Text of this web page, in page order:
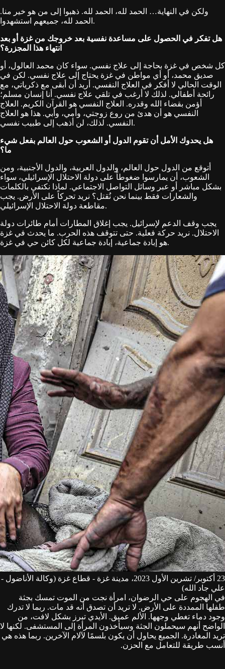
ولكن في النهاية… الحمد لله، الحمد لله. ذهبوا إلى من هو خير منا.
الحمد لله، جميعهم استشهدوا.
هل تفكر في الحصول على مساعدة نفسية بعد خروجك من غزة أو بعد
انتهاء هذا المجزرة؟
كل شخص في غزة بحاجة إلى علاج نفسي. سواء كان محمد العالول، أو
صديق محمد، أو أي مواطن في غزة يحتاج إلى علاج نفسي. لكن في
الوقت الحالي لا أفكر في العلاج النفسي. أريد أن أبقى مع ذكرياتي، مع
رائحة أطفالي. لذلك لا أرغب في تلقي علاج نفسي. أنا إنسان مسلم؛
أؤمن بقضاء الله وقدره. العلاج النفسي هو القرآن الكريم. العلاج
النفسي هو أن هدئ من روع زوجتي، وأمي، وأبي. هذا هو العلاج
النفسي. لذلك، لن أذهب إلى طبيب نفسي.
هل يحدوك الأمل أن تقوم الدول أو الشعوب حول العالم بفعل شيء
ما؟
أتوقع من الدول حول العالم، والدول العربية، والدول الأجنبية، ومن
الشعوب، أن يمارسوا ضغوطاً على دولة الاحتلال الإسرائيلي، سواء
بشكل مباشر أو عبر وسائل التواصل الاجتماعي. لماذا نكتفي بالكلمات
والشعارات فقط بينما نحن نُقتل؟ نريد تحركاً على الأرض. يجب
مقاطعة دولة الاحتلال الإسرائيلي.
يجب وقف الدعم لإسرائيل. يجب إغلاق المطارات أمام طائرات دولة
الاحتلال. نريد حركة فعلية. حتى تتوقف هذه الحرب. ما يحدث في غزة
هو إبادة جماعية، إبادة جماعية لكل كائن حي في غزة.
23 أكتوبر/ تشرين الأول 2023، مدينة غزة - قطاع غزة (وكالة الأناضول -
علي جاد الله)
في الهجوم على حي الرضوان، امرأة نجت من الموت تمسك بجثة
طفلها الممددة على الأرض. لا تريد أن تصدق أنه قد مات. ربما لا تدرك
وجود دماء تغطي وجهها. الألم عميق. الأيدي تبرز بشكل لافت، من
الواضح أنهم سيحملون الجثة وسيأخذون المرأة إلى المستشفى. لكنها لا
تريد المغادرة. الجميع يحاول أن يكون بلسمًا لآلام الآخرين. ربما هذه هي
أنسب طريقة للتعامل مع الحزن.